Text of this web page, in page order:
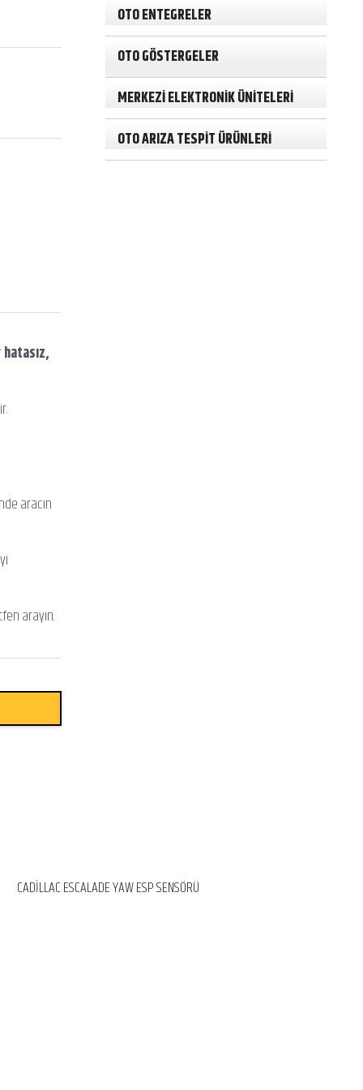
hatasız,
aracın
arayın.
hOTO ENTEGRELER
OTO GÖSTERGELER
MERKEZİ ELEKTRONİK ÜNİTELERİ
OTO ARIZA TESPİT ÜRÜNLERİ
CADİLLAC ESCALADE YAW ESP SENSÖRÜ